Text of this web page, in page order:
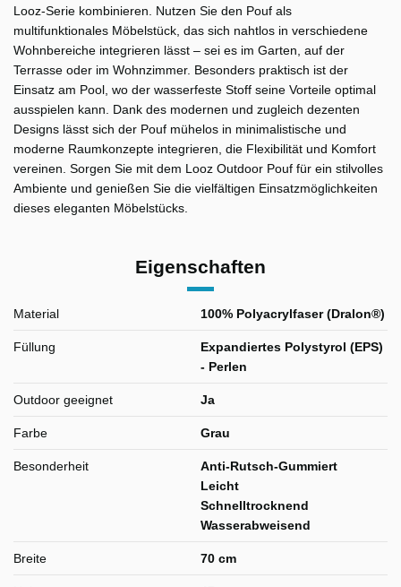
Looz-Serie kombinieren. Nutzen Sie den Pouf als
multifunktionales Möbelstück, das sich nahtlos in verschiedene
Wohnbereiche integrieren lässt – sei es im Garten, auf der
Terrasse oder im Wohnzimmer. Besonders praktisch ist der
Einsatz am Pool, wo der wasserfeste Stoff seine Vorteile optimal
ausspielen kann. Dank des modernen und zugleich dezenten
Designs lässt sich der Pouf mühelos in minimalistische und
moderne Raumkonzepte integrieren, die Flexibilität und Komfort
vereinen. Sorgen Sie mit dem Looz Outdoor Pouf für ein stilvolles
Ambiente und genießen Sie die vielfältigen Einsatzmöglichkeiten
dieses eleganten Möbelstücks.
Eigenschaften
Material 100% Polyacrylfaser (Dralon®)
Füllung
Expandiertes Polystyrol (EPS)
- Perlen
Outdoor geeignet Ja
Farbe Grau
Besonderheit
Anti-Rutsch-Gummiert
Leicht
Schnelltrocknend
Wasserabweisend
Breite 70 cm